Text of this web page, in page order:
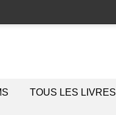
TOUS LES LIVRES